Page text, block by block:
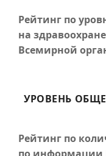
Рейтинг по
на
Всемирной
УРОВЕНЬ
Рейтинг по